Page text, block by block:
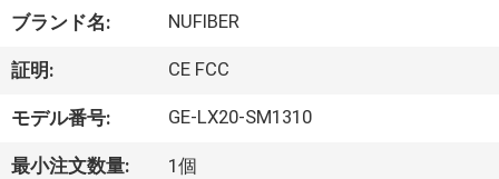
ト
私
達
ブランド名: NUFIBER
証明: CE FCC
モデル番号: GE-LX20-SM1310
最小注文数量: 1個